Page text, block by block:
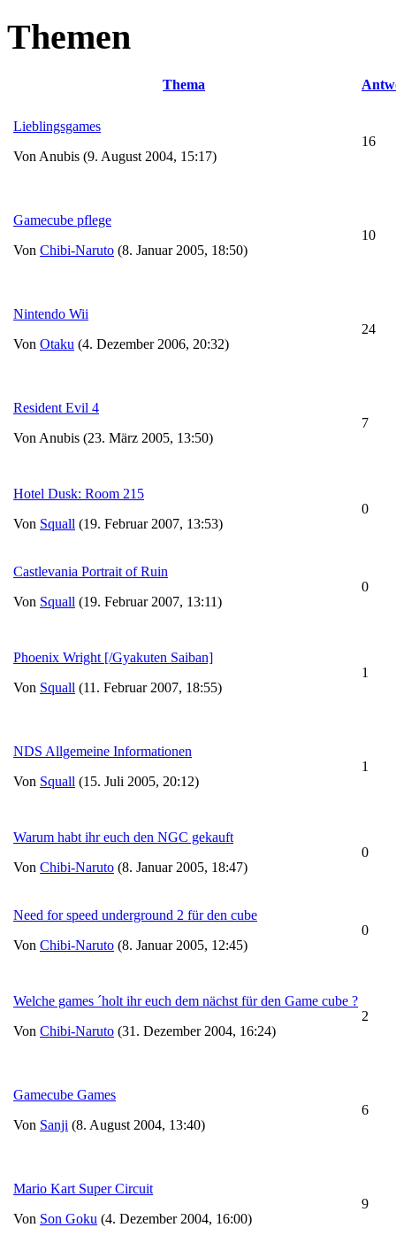
Themen
Thema
Lieblingsgames
Von Anubis (9. August 2004, 15:17)
16
Gamecube pflege
Von Chibi-Naruto (8. Januar 2005, 18:50)
10
Nintendo Wii
Von Otaku (4. Dezember 2006, 20:32)
24
Resident Evil 4
Von Anubis (23. März 2005, 13:50)
7
Hotel Dusk: Room 215
Von Squall (19. Februar 2007, 13:53)
0
Castlevania Portrait of Ruin
Von Squall (19. Februar 2007, 13:11)
0
Phoenix Wright [/Gyakuten Saiban]
Von Squall (11. Februar 2007, 18:55)
1
NDS Allgemeine Informationen
Von Squall (15. Juli 2005, 20:12)
1
Warum habt ihr euch den NGC gekauft
Von Chibi-Naruto (8. Januar 2005, 18:47)
0
Need for speed underground 2 für den cube
Von Chibi-Naruto (8. Januar 2005, 12:45)
0
Welche games ´holt ihr euch dem nächst für den Game cube ?
Von Chibi-Naruto (31. Dezember 2004, 16:24)
2
Gamecube Games
Von Sanji (8. August 2004, 13:40)
6
Mario Kart Super Circuit
Von Son Goku (4. Dezember 2004, 16:00)
9